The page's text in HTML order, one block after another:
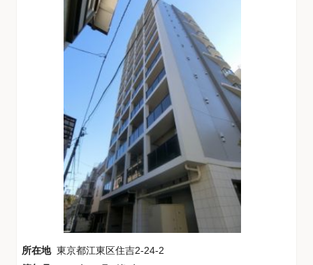
所在地 東京都江東区住吉2-24-2